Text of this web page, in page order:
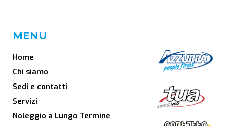
MENU
Home
Chi siamo
Sedi e contatti
Servizi
Noleggio a Lungo Termine